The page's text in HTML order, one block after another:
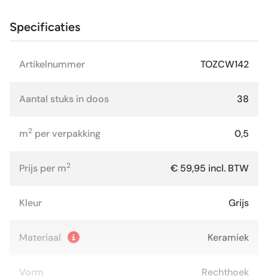
Specificaties
Artikelnummer TOZCW142
Aantal stuks in doos 38
m2 per verpakking 0,5
Prijs per m2 € 59,95 incl. BTW
Kleur Grijs
Materiaal Keramiek
Vorm Rechthoek